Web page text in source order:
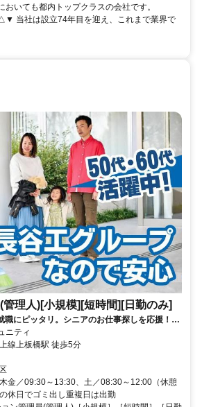
おいても都内トップクラスの会社です。
社は設立74年目を迎え、これまで業界で
管理人)[小規模][短時間][日勤のみ]
職にピッタリ。シニアのお仕事探しを応援！50
躍中！
ニティ
線上板橋駅 徒歩5分
金／09:30～13:30、土／08:30～12:00（休憩
休日でゴミ出し重複日は出勤